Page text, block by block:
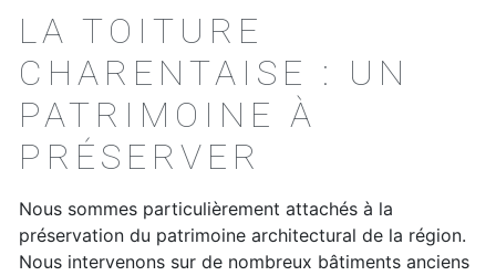
LA TOITURE
CHARENTAISE : UN
PATRIMOINE À
PRÉSERVER
Nous sommes particulièrement attachés à la
préservation du patrimoine architectural de la région.
Nous intervenons sur de nombreux bâtiments anciens